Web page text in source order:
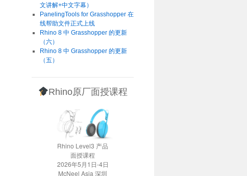
文讲解+中文字幕）
PanelingTools for Grasshopper 在
线帮助文件正式上线
Rhino 8 中 Grasshopper 的更新
（六）
Rhino 8 中 Grasshopper 的更新
（五）
Rhino原厂面授课程
Rhino Level3 产品
面授课程
2026年5月1日-4日
McNeel Asia 深圳